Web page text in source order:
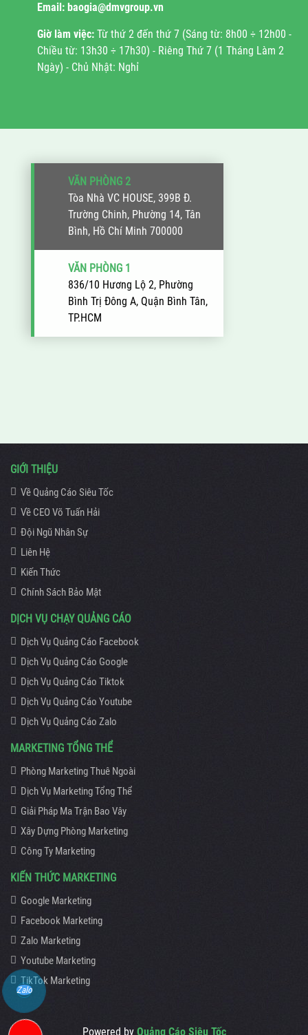
Email: baogia@dmvgroup.vn
Giờ làm việc: Từ thứ 2 đến thứ 7 (Sáng từ: 8h00 ÷ 12h00 -
Chiều từ: 13h30 ÷ 17h30) - Riêng Thứ 7 (1 Tháng Làm 2
Ngày) - Chủ Nhật: Nghỉ
VĂN PHÒNG 2
Tòa Nhà VC HOUSE, 399B Đ.
Trường Chinh, Phường 14, Tân
Bình, Hồ Chí Minh 700000
VĂN PHÒNG 1
836/10 Hương Lộ 2, Phường
Bình Trị Đông A, Quận Bình Tân,
TP.HCM
GIỚI THIỆU
Về Quảng Cáo Siêu Tốc
Về CEO Võ Tuấn Hải
Đội Ngũ Nhân Sự
Liên Hệ
Kiến Thức
Chính Sách Bảo Mật
DỊCH VỤ CHẠY QUẢNG CÁO
Dịch Vụ Quảng Cáo Facebook
Dịch Vụ Quảng Cáo Google
Dịch Vụ Quảng Cáo Tiktok
Dịch Vụ Quảng Cáo Youtube
Dịch Vụ Quảng Cáo Zalo
MARKETING TỔNG THỂ
Phòng Marketing Thuê Ngoài
Dịch Vụ Marketing Tổng Thể
Giải Pháp Ma Trận Bao Vây
Xây Dựng Phòng Marketing
Công Ty Marketing
KIẾN THỨC MARKETING
Google Marketing
Facebook Marketing
Zalo Marketing
Youtube Marketing
TikTok Marketing
Powered by Quảng Cáo Siêu Tốc
Zalo